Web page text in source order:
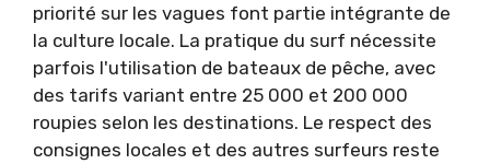
priorité sur les vagues font partie intégrante de
la culture locale. La pratique du surf nécessite
parfois l'utilisation de bateaux de pêche, avec
des tarifs variant entre 25 000 et 200 000
roupies selon les destinations. Le respect des
consignes locales et des autres surfeurs reste